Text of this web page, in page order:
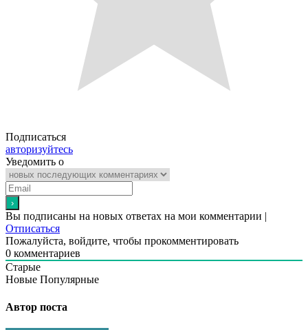
Подписаться
авторизуйтесь
Уведомить о
Вы подписаны на новых ответах на мои комментарии |
Отписаться
Пожалуйста, войдите, чтобы прокомментировать
0 комментариев
Старые
Новые Популярные
Автор поста